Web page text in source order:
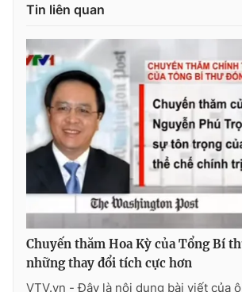
Tổng Biên tập:Vũ Thanh Thủy
Phó Tổng Biên tập:Nguyễn Thị Mỹ Hạnh,
Nguyễn Trọng Ninh
Tổng đài VTV:024.38 355 931 - 024.38
Ðiện thoại Thời báo VTV:
024.66 897 897
Email:toasoan@vtv.vn
Liên hệ quảng cáo:
024-7300.7108
Tin liên quan
Chuyến thăm Hoa Kỳ của Tổng Bí
những thay đổi tích cực hơn
VTV.vn - Đây là nội dung bài viết của